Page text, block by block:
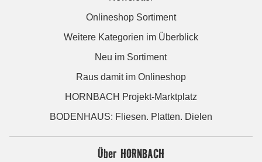
Onlineshop Sortiment
Weitere Kategorien im Überblick
Neu im Sortiment
Raus damit im Onlineshop
HORNBACH Projekt-Marktplatz
BODENHAUS: Fliesen. Platten. Dielen
Über HORNBACH